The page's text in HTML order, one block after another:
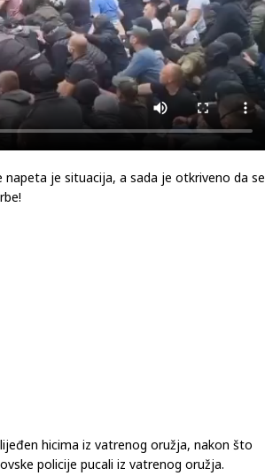
je situacija, a sada je otkriveno da se
hicima iz vatrenog oružja, nakon što
policije pucali iz vatrenog oružja.